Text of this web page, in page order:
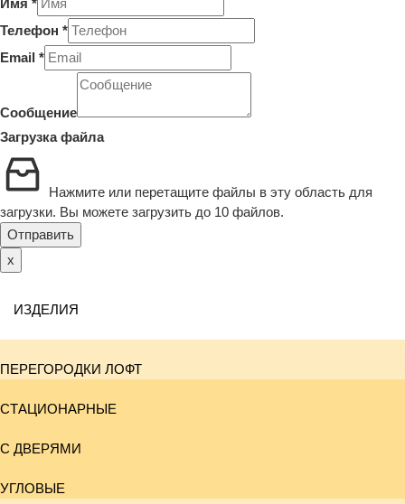
Телефон *
Email *
Сообщение
Загрузка файла
Нажмите или перетащите файлы в эту область для
загрузки. Вы можете загрузить до 10 файлов.
Отправить
x
ИЗДЕЛИЯ
ПЕРЕГОРОДКИ ЛОФТ
СТАЦИОНАРНЫЕ
С ДВЕРЯМИ
УГЛОВЫЕ